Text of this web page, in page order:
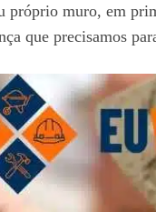
muro, em
que precisamos